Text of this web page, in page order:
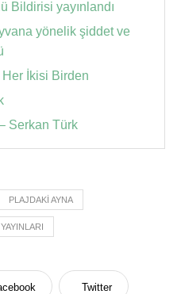
Bildirisi yayınlandı
yönelik şiddet ve
İkisi Birden
– Serkan Türk
PLAJDAKI AYNA
Twitter